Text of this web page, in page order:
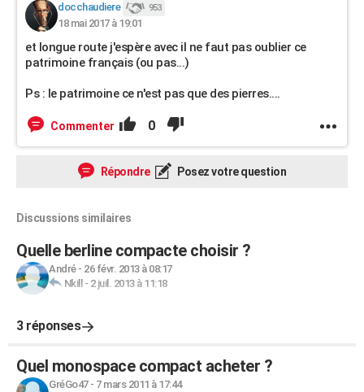
docchaudiere 953
18 mai 2017 à 19:01
et longue route j'espère avec il ne faut pas oublier ce
patrimoine français (ou pas...)
Ps : le patrimoine ce n'est pas que des pierres....
Commenter 0
Répondre Posez votre question
Discussions similaires
Quelle berline compacte choisir ?
André- 26 févr. 2013 à 08:17
Nkill - 2 juil. 2013 à 11:18
3 réponses
Quel monospace compact acheter ?
GréGo47- 7 mars 2011 à 17:44